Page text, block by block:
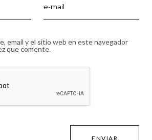
email y el sitio web en este navegador
que comente.